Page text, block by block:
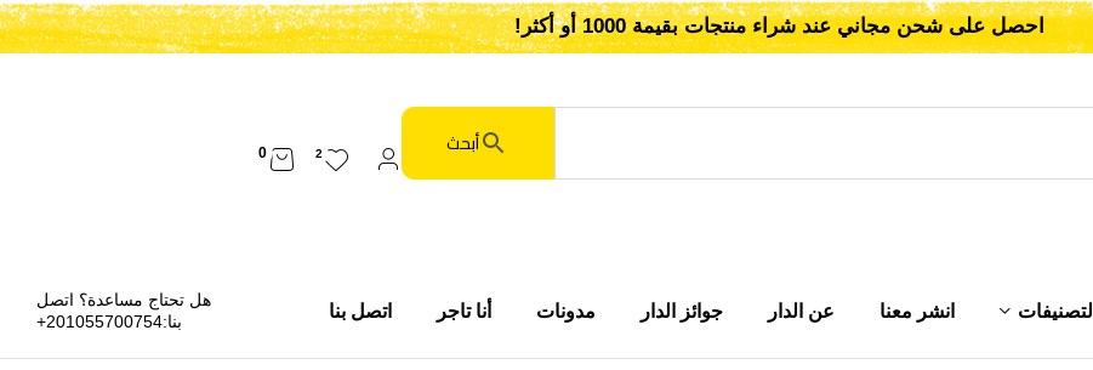
احصل على شحن مجاني عند شراء منتجات بقيمة 1000 أو أكثر!
2
0
التصنيفات انشر معنا عن الدار جوائز الدار مدونات أنا تاجر اتصل بنا
هل تحتاج مساعدة؟ اتصل
بنا:201055700754+